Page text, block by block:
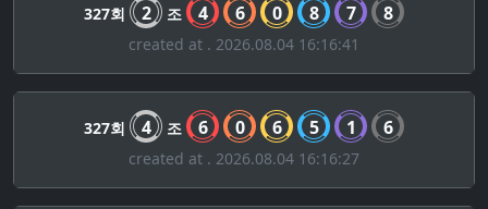
327회 2 조 4 6 0 8 7 8
created at . 2026.08.04 16:16:41
327회 4 조 6 0 6 5 1 6
created at . 2026.08.04 16:16:27